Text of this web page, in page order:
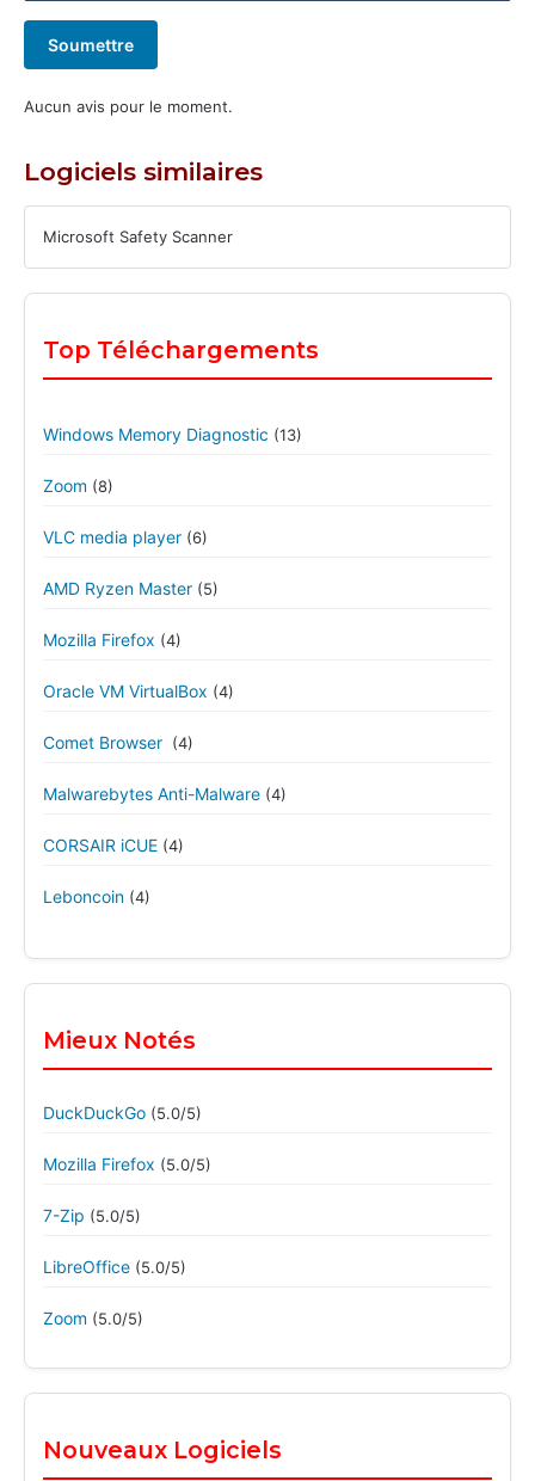
Soumettre
Aucun avis pour le moment.
Logiciels similaires
Microsoft Safety Scanner
Top Téléchargements
Windows Memory Diagnostic (13)
Zoom (8)
VLC media player (6)
AMD Ryzen Master (5)
Mozilla Firefox (4)
Oracle VM VirtualBox (4)
Comet Browser (4)
Malwarebytes Anti-Malware (4)
CORSAIR iCUE (4)
Leboncoin (4)
Mieux Notés
DuckDuckGo (5.0/5)
Mozilla Firefox (5.0/5)
7-Zip (5.0/5)
LibreOffice (5.0/5)
Zoom (5.0/5)
Nouveaux Logiciels